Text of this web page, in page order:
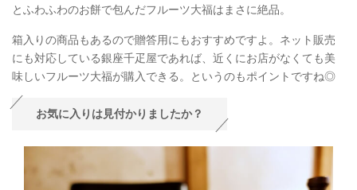
とふわふわのお餅で包んだフルーツ大福はまさに絶品。
箱入りの商品もあるので贈答用にもおすすめですよ。ネット販売
にも対応している銀座千疋屋であれば、近くにお店がなくても美
味しいフルーツ大福が購入できる。というのもポイントですね◎
お気に入りは見付かりましたか？